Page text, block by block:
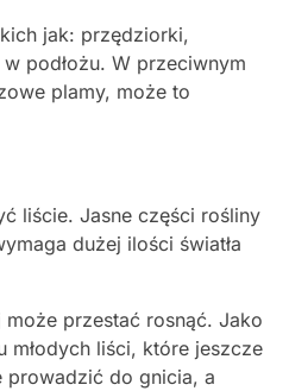
jak: przędziorki,
podłożu. W przeciwnym
plamy, może to
liście. Jasne części rośliny
dużej ilości światła
przestać rosnąć. Jako
młodych liści, które jeszcze
prowadzić do gnicia, a